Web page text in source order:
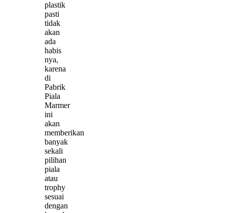
plastik
pasti
tidak
akan
ada
habis
nya,
karena
di
Pabrik
Piala
Marmer
ini
akan
memberikan
banyak
sekali
pilihan
piala
atau
trophy
sesuai
dengan